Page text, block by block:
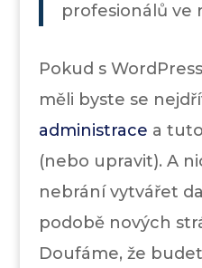
profesionálů ve
Pokud s
měli byste se
administrace a
(nebo upravit). A
nebrání vytvářet
podobě nových
Doufáme, že